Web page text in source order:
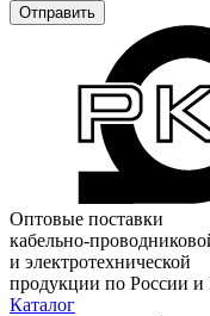
Отправить
Оптовые поставки
кабельно-
и электротехнической
продукции по России
Каталог